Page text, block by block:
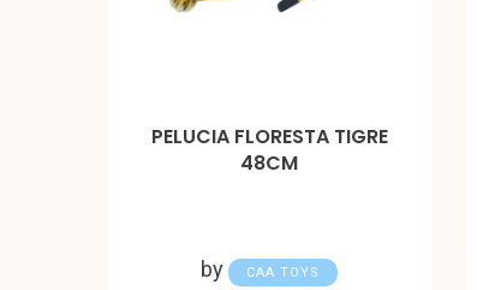
PELUCIA FLORESTA TIGRE
48CM
by CAA TOYS